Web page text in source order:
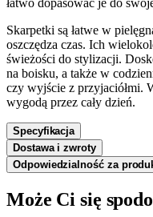
Skarpetki są łatwe w
oszczędza czas. Ich
świeżości do stylizacji.
na boisku, a także w
czy wyjście z przyjaciółmi.
wygodą przez cały dzień.
Specyfikacja
Dostawa i zwroty
Odpowiedzialność za
Może Ci się